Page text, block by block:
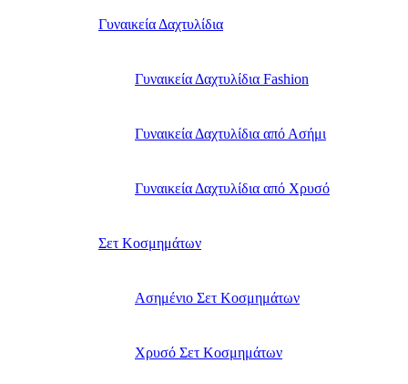
Γυναικεία Δαχτυλίδια
Γυναικεία Δαχτυλίδια Fashion
Γυναικεία Δαχτυλίδια από Ασήμι
Γυναικεία Δαχτυλίδια από Χρυσό
Σετ Κοσμημάτων
Ασημένιο Σετ Κοσμημάτων
Χρυσό Σετ Κοσμημάτων